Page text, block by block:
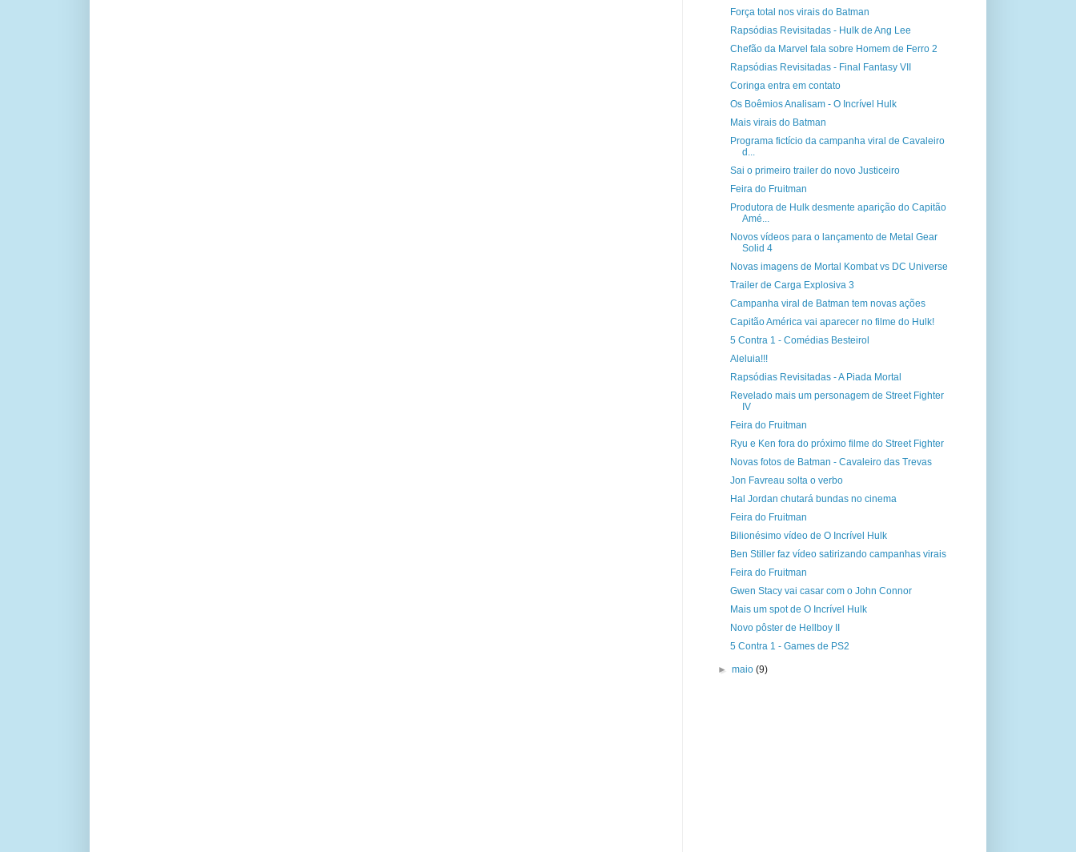
Força total nos virais do Batman
Rapsódias Revisitadas - Hulk de Ang Lee
Chefão da Marvel fala sobre Homem de Ferro 2
Rapsódias Revisitadas - Final Fantasy VII
Coringa entra em contato
Os Boêmios Analisam - O Incrível Hulk
Mais virais do Batman
Programa fictício da campanha viral de Cavaleiro
d...
Sai o primeiro trailer do novo Justiceiro
Feira do Fruitman
Produtora de Hulk desmente aparição do Capitão
Amé...
Novos vídeos para o lançamento de Metal Gear
Solid 4
Novas imagens de Mortal Kombat vs DC Universe
Trailer de Carga Explosiva 3
Campanha viral de Batman tem novas ações
Capitão América vai aparecer no filme do Hulk!
5 Contra 1 - Comédias Besteirol
Aleluia!!!
Rapsódias Revisitadas - A Piada Mortal
Revelado mais um personagem de Street Fighter
IV
Feira do Fruitman
Ryu e Ken fora do próximo filme do Street Fighter
Novas fotos de Batman - Cavaleiro das Trevas
Jon Favreau solta o verbo
Hal Jordan chutará bundas no cinema
Feira do Fruitman
Bilionésimo vídeo de O Incrível Hulk
Ben Stiller faz vídeo satirizando campanhas virais
Feira do Fruitman
Gwen Stacy vai casar com o John Connor
Mais um spot de O Incrível Hulk
Novo pôster de Hellboy II
5 Contra 1 - Games de PS2
►maio(9)